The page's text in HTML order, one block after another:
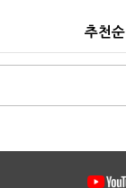
추천순